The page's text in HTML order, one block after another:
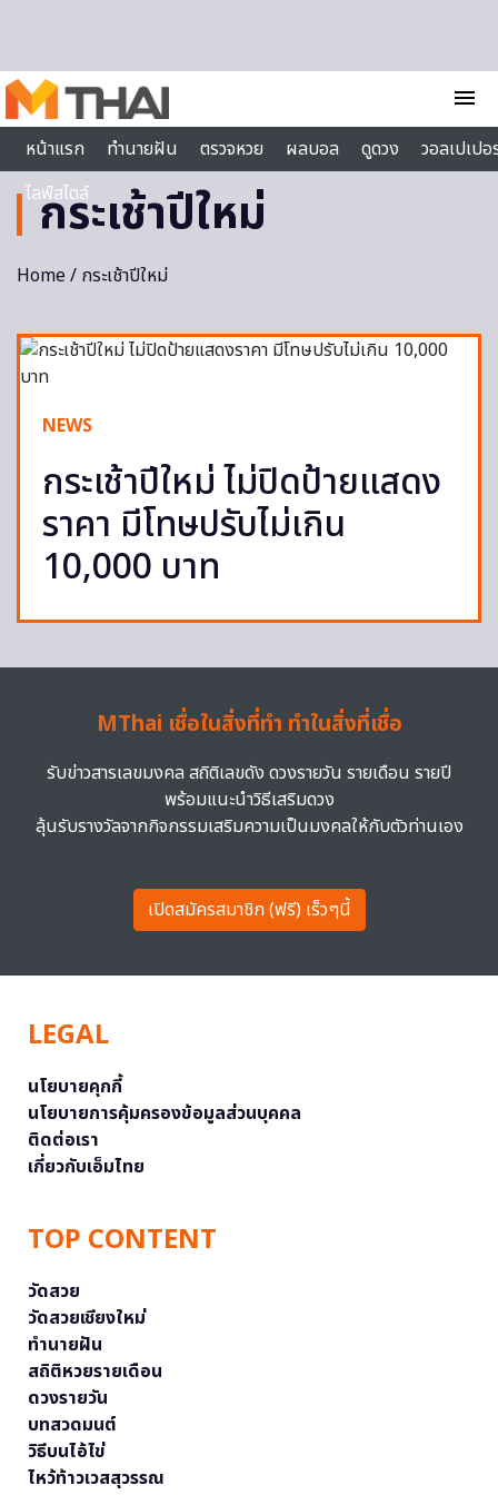
menu
หน้าแรก
ทำนายฝัน ตรวจหวย ผลบอล ดูดวง
วอลเปเป
ไลฟ์สไตล์
กระเช้าปีใหม่
Home/ กระเช้าปีใหม่
NEWS
กระเช้าปีใหม่ ไม่ปิดป้ายแสดง
ราคา มีโทษปรับไม่เกิน
10,000 บาท
MThai เชื่อในสิ่งที่ทำ ทำในสิ่งที่เชื่อ
รับข่าวสารเลขมงคล สถิติเลขดัง ดวงรายวัน รายเดือน รายปี
พร้อมแนะนำวิธีเสริมดวง
ลุ้นรับรางวัลจากกิจกรรมเสริมความเป็นมงคลให้กับตัวท่านเอง
เปิดสมัครสมาชิก (ฟรี) เร็วๆนี้
LEGAL
นโยบายคุกกี้
นโยบายการคุ้มครองข้อมูลส่วนบุคคล
ติดต่อเรา
เกี่ยวกับเอ็มไทย
TOP CONTENT
วัดสวย
วัดสวยเชียงใหม่
ทำนายฝัน
สถิติหวยรายเดือน
ดวงรายวัน
บทสวดมนต์
วิธีบนไอ้ไข่
ไหว้ท้าวเวสสุวรรณ